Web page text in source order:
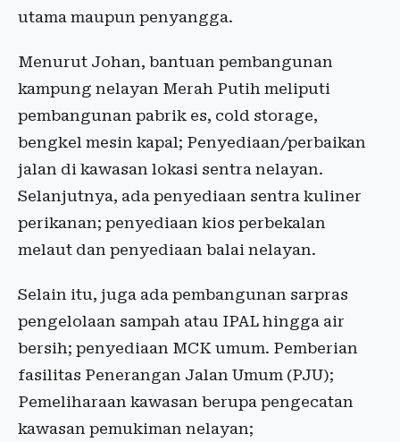
utama maupun penyangga.
Menurut Johan, bantuan pembangunan
kampung nelayan Merah Putih meliputi
pembangunan pabrik es, cold storage,
bengkel mesin kapal; Penyediaan/perbaikan
jalan di kawasan lokasi sentra nelayan.
Selanjutnya, ada penyediaan sentra kuliner
perikanan; penyediaan kios perbekalan
melaut dan penyediaan balai nelayan.
Selain itu, juga ada pembangunan sarpras
pengelolaan sampah atau IPAL hingga air
bersih; penyediaan MCK umum. Pemberian
fasilitas Penerangan Jalan Umum (PJU);
Pemeliharaan kawasan berupa pengecatan
kawasan pemukiman nelayan;